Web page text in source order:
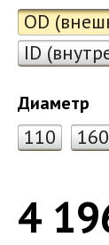
OD
ID
Диаметр
110 160
4